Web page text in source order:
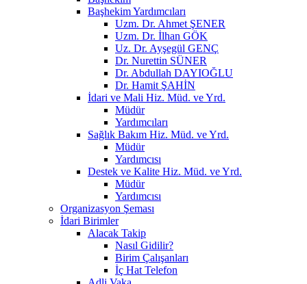
Başhekim Yardımcıları
Uzm. Dr. Ahmet ŞENER
Uzm. Dr. İlhan GÖK
Uz. Dr. Ayşegül GENÇ
Dr. Nurettin SÜNER
Dr. Abdullah DAYIOĞLU
Dr. Hamit ŞAHİN
İdari ve Mali Hiz. Müd. ve Yrd.
Müdür
Yardımcıları
Sağlık Bakım Hiz. Müd. ve Yrd.
Müdür
Yardımcısı
Destek ve Kalite Hiz. Müd. ve Yrd.
Müdür
Yardımcısı
Organizasyon Şeması
İdari Birimler
Alacak Takip
Nasıl Gidilir?
Birim Çalışanları
İç Hat Telefon